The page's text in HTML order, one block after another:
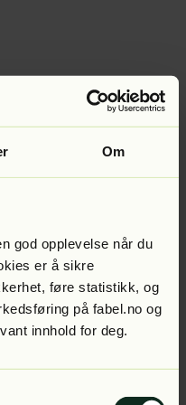
Om
god opplevelse når du
er å sikre
føre statistikk, og
på fabel.no og
innhold for deg.